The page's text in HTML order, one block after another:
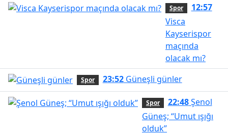
Spor
12:57
Visca
Kayserispor
maçında
olacak mı?
Spor 23:52Güneşli günler
Spor 22:48Şenol
Güneş; “Umut ışığı
olduk”